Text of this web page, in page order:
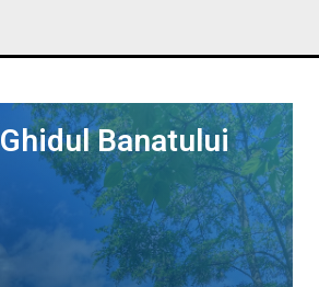
Ghidul Banatului